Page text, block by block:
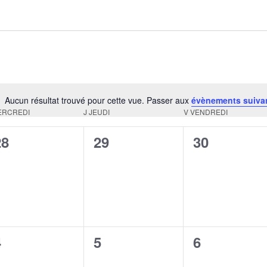
Notice
Aucun résultat trouvé pour cette vue. Passer aux évènements
J JEUDI VVENDREDI
0
29
0
30
0
5
0
6